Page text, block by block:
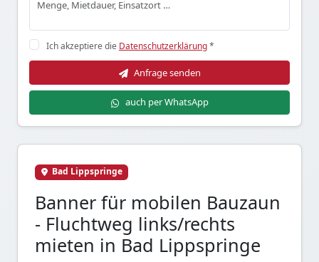
Ich akzeptiere die Datenschutzerklärung*
Anfrage senden
auch per WhatsApp
Bad Lippspringe
Banner für mobilen Bauzaun
- Fluchtweg links/rechts
mieten in Bad Lippspringe